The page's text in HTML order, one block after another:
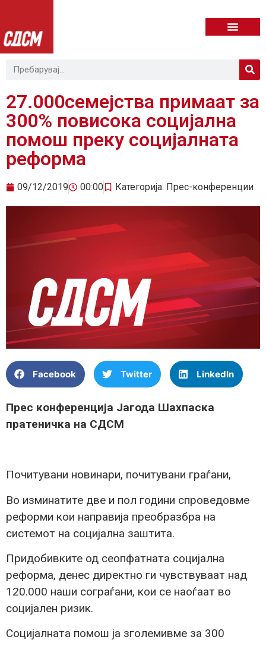
27.000семејства примаат за
300% повисока социјална
помош преку социјалната
реформа
09/12/2019 00:00 Категорија: Прес-конференции
Facebook Twitter LinkedIn
Прес конференција Јагода Шахпаска
пратеничка на СДСМ
Почитувани новинари, почитувани граѓани,
Во изминатите две и пол години спроведовме
реформи кои направија преобразбра на
системот на социјална заштита.
Придобивките од сеопфатната социјална
реформа, денес директно ги чувствуваат над
120.000 наши сограѓани, кои се наоѓаат во
социјален ризик.
Социјалната помош ја зголемивме за 300